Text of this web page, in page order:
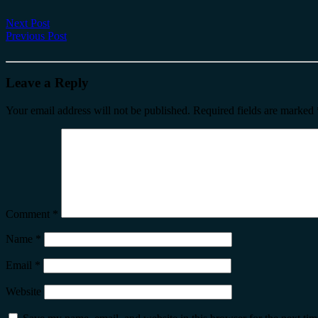
Next Post
Previous Post
Leave a Reply
Your email address will not be published. Required fields are marked
Comment *
Name *
Email *
Website